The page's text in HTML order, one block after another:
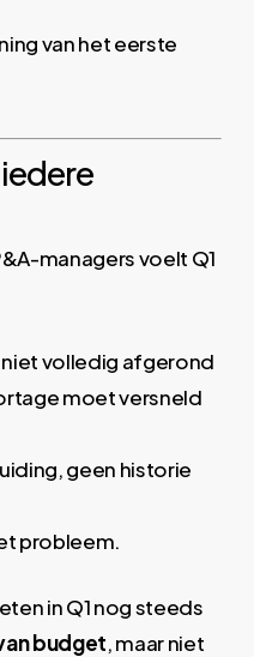
van het eerste
managers voelt Q1
niet volledig afgerond
moet versneld
geen historie
probleem.
in Q1 nog steeds
budget, maar niet